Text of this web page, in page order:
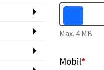
Max. 4 MB
Mobil*